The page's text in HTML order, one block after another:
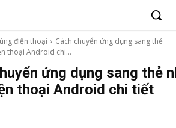
điện thoại
Cách chuyển ứng dụng sang thẻ
thoại Android chi...
ứng dụng sang thẻ
thoại Android chi tiết